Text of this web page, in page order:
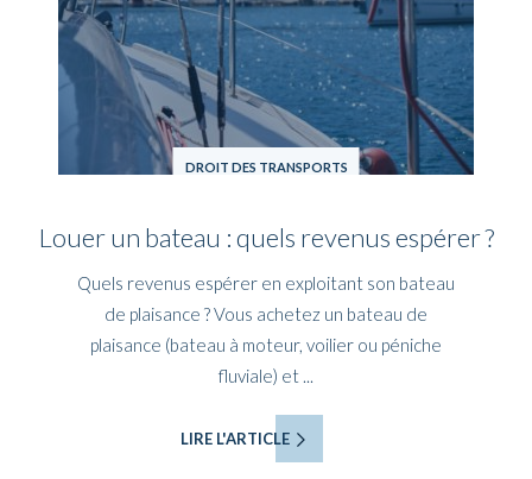
DROIT DES TRANSPORTS
Louer un bateau : quels revenus espérer ?
Quels revenus espérer en exploitant son bateau
de plaisance ? Vous achetez un bateau de
plaisance (bateau à moteur, voilier ou péniche
fluviale) et ...
LIRE L'ARTICLE